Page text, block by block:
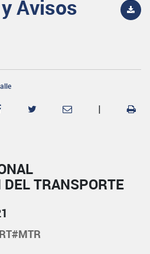
Avisos
|
DEL TRANSPORTE